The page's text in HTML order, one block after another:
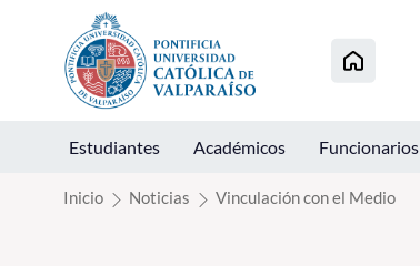
Click acá para ir directamente al contenido
Estudiantes Académicos Funcionarios
Inicio Noticias Vinculación con el Medio